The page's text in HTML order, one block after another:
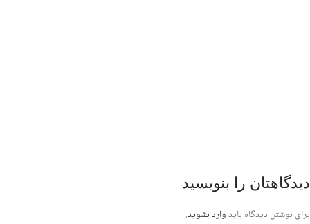
دیدگاهتان را بنویسید
برای نوشتن دیدگاه بایدوارد بشوید.